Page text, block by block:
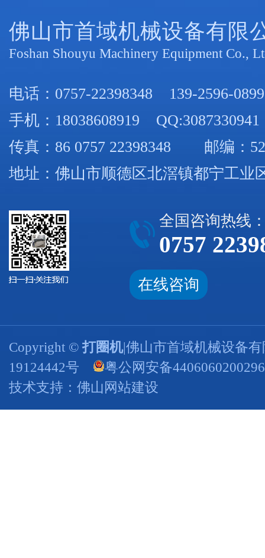
佛山市首域机械设备有限
Foshan Shouyu Machinery Equipment Co.,
电话： 0757-22398348
139-2596-0899
手机： 18038608919 QQ:3087330941
传真：86 0757 22398348 邮编：
地址：佛山市顺德区北滘镇都宁工业
全国咨询热线
0757
在线咨询
Copyright © 打圈机|佛山市首域机械设备
19124442号
粤公网安备
技术支持： 佛山网站建设